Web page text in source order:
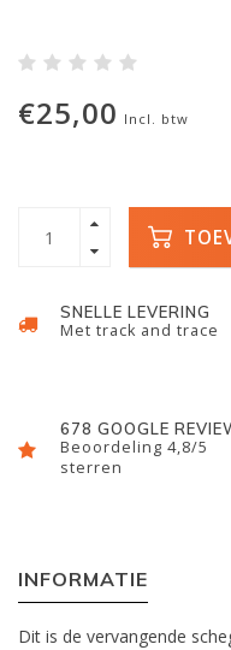
€25,00 Incl. btw
SNELLE LEVERING
Met track and trace
678 GOOGLE
Beoordeling 4,8/5
sterren
INFORMATIE
Dit is de vervangende